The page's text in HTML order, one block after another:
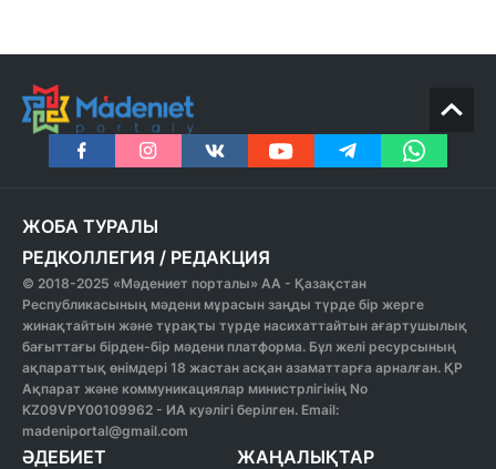
ЖОБА ТУРАЛЫ
РЕДКОЛЛЕГИЯ / РЕДАКЦИЯ
© 2018-2025 «Мәдениет порталы» АА - Қазақстан
Республикасының мәдени мұрасын заңды түрде бір жерге
жинақтайтын және тұрақты түрде насихаттайтын ағартушылық
бағыттағы бірден-бір мәдени платформа. Бұл желі ресурсының
ақпараттық өнімдері 18 жастан асқан азаматтарға арналған. ҚР
Ақпарат және коммуникациялар министрлігінің No
KZ09VPY00109962 - ИА куәлігі берілген. Email:
madeniportal@gmail.com
ӘДЕБИЕТ
ЖАҢАЛЫҚТАР